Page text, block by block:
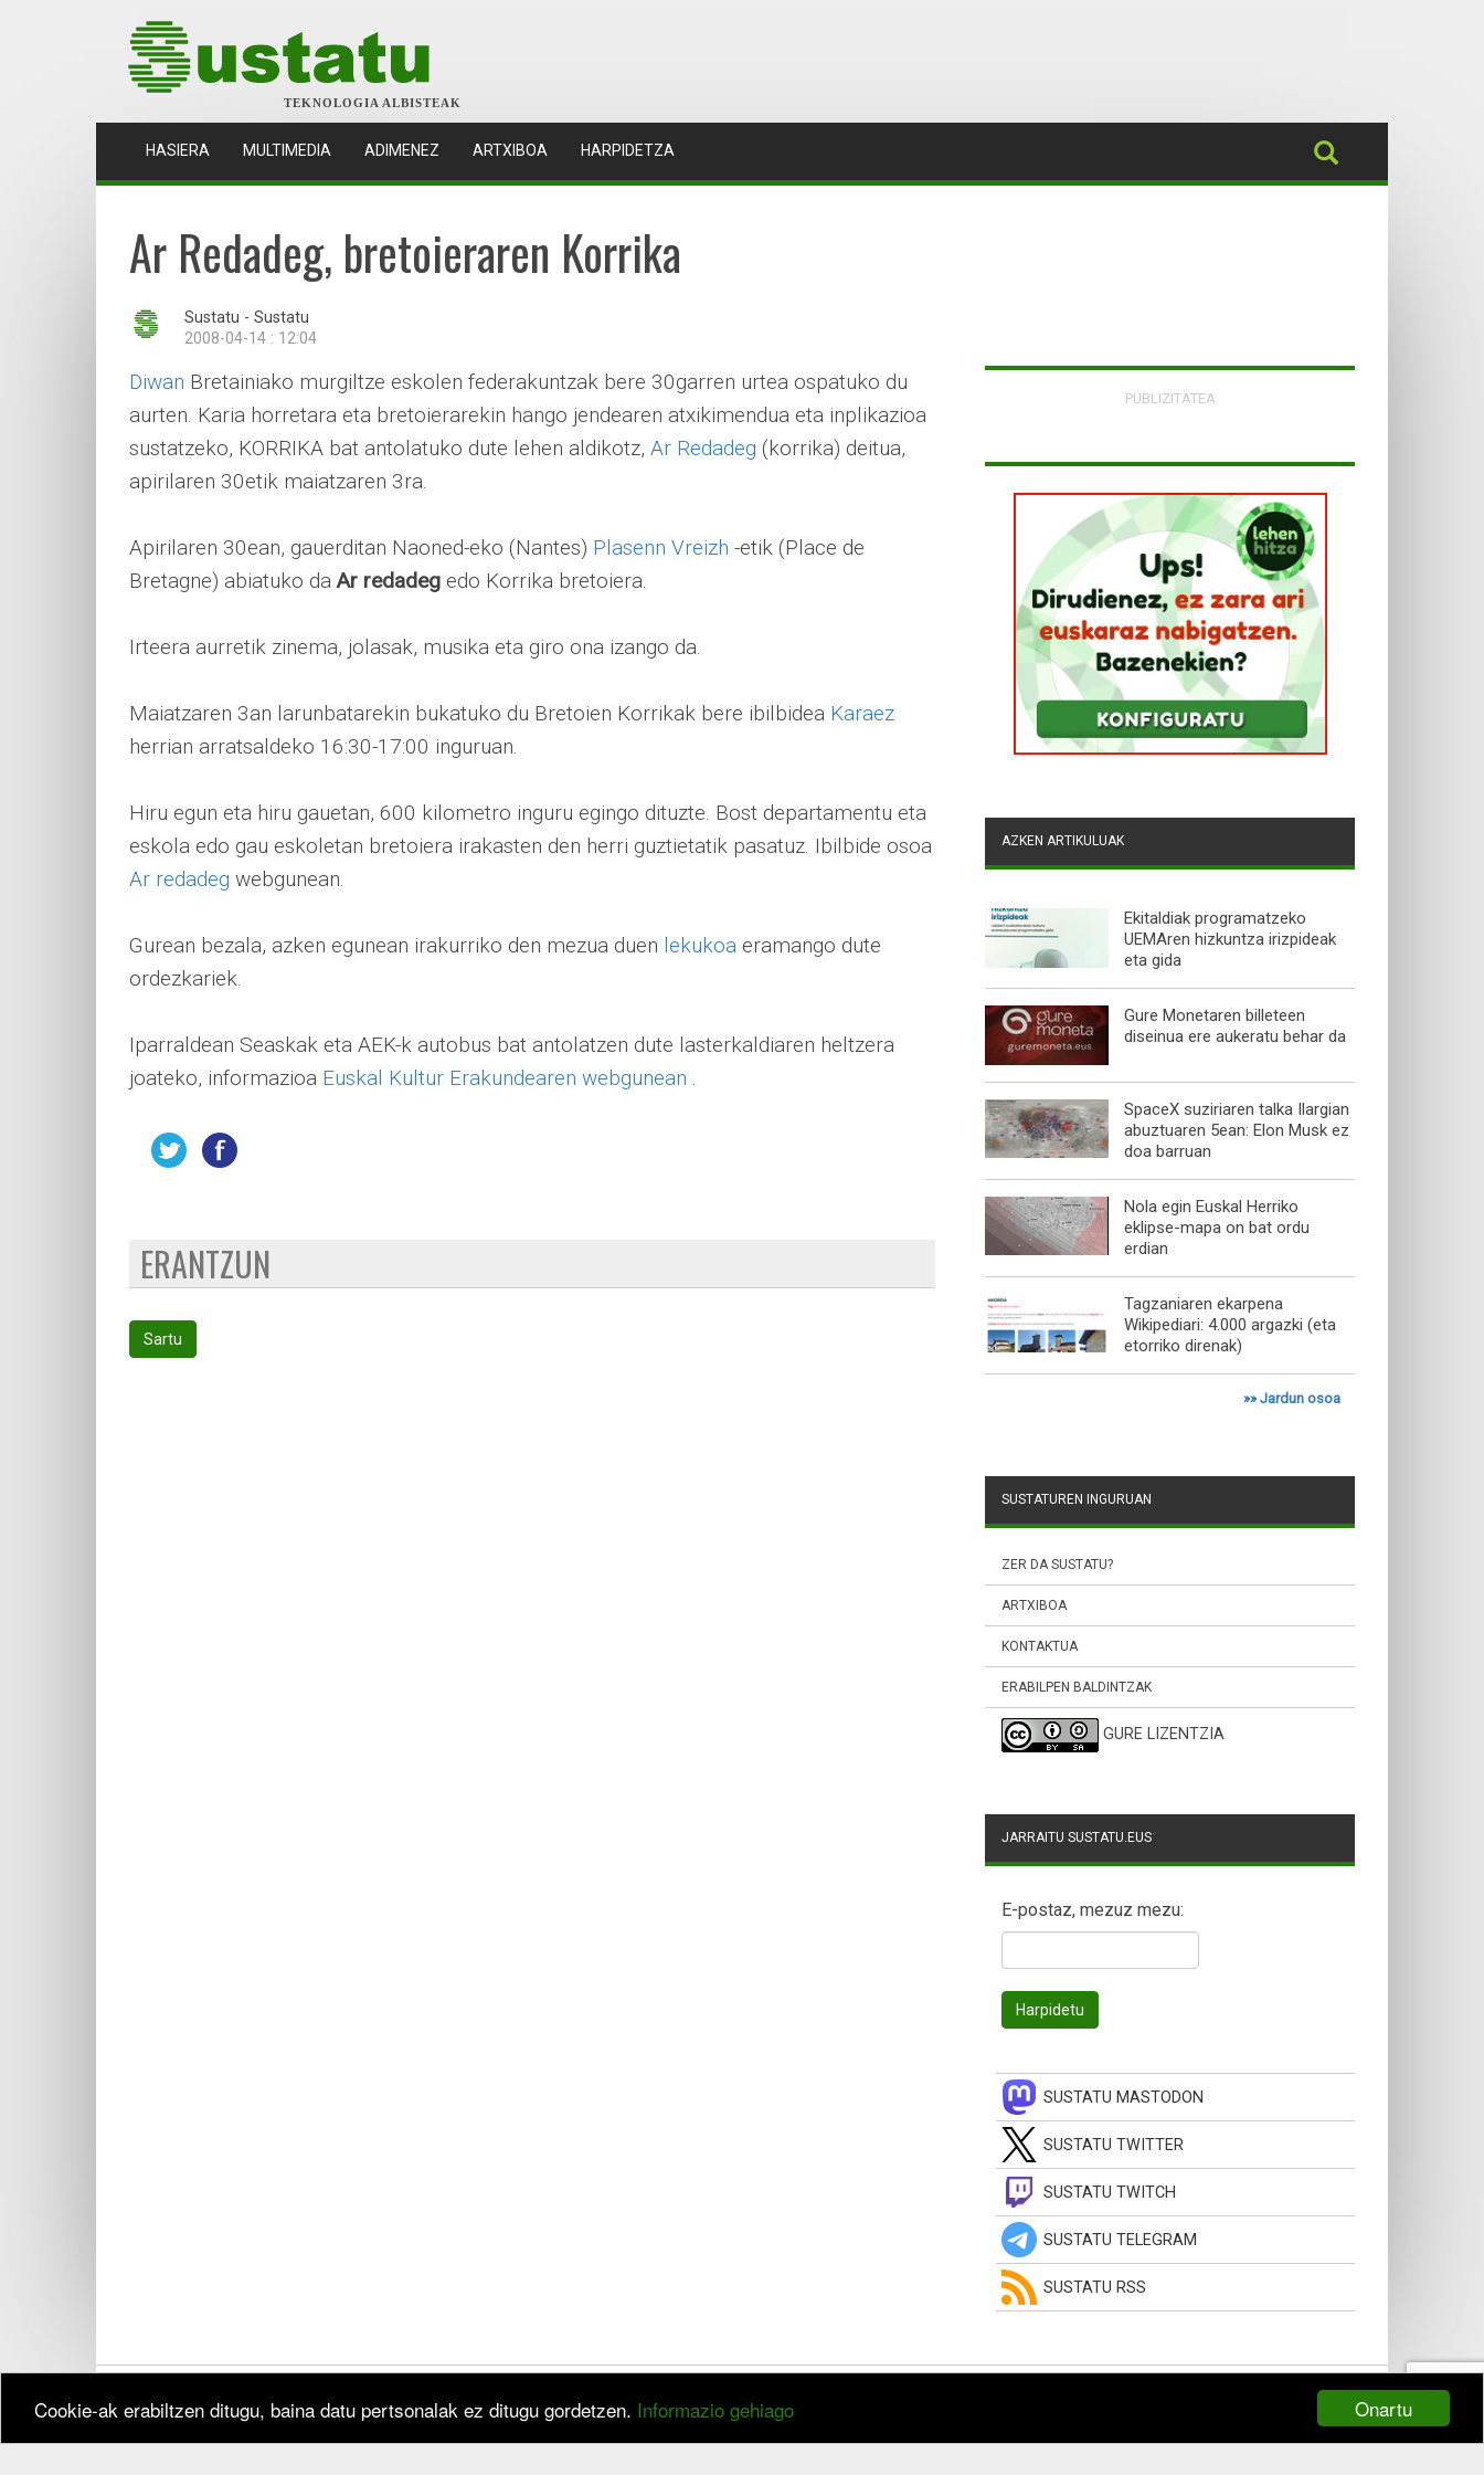
Onartu
Cookie-ak erabiltzen ditugu, baina datu pertsonalak ez ditugu gordetzen. Informazio gehiago
TEKNOLOGIA ALBISTEAK
HASIERA (CURRENT)
MULTIMEDIA ADIMENEZ ARTXIBOA HARPIDETZA
Ar Redadeg, bretoieraren Korrika
Sustatu - Sustatu
2008-04-14 : 12:04
Diwan Bretainiako murgiltze eskolen federakuntzak bere 30garren urtea ospatuko du
aurten. Karia horretara eta bretoierarekin hango jendearen atxikimendua eta inplikazioa
sustatzeko, KORRIKA bat antolatuko dute lehen aldikotz, Ar Redadeg (korrika) deitua,
apirilaren 30etik maiatzaren 3ra.
Apirilaren 30ean, gauerditan Naoned-eko (Nantes) Plasenn Vreizh -etik (Place de
Bretagne) abiatuko daAr redadeg edo Korrika bretoiera.
Irteera aurretik zinema, jolasak, musika eta giro ona izango da.
Maiatzaren 3an larunbatarekin bukatuko du Bretoien Korrikak bere ibilbidea Karaez
herrian arratsaldeko 16:30-17:00 inguruan.
Hiru egun eta hiru gauetan, 600 kilometro inguru egingo dituzte. Bost departamentu eta
eskola edo gau eskoletan bretoiera irakasten den herri guztietatik pasatuz. Ibilbide osoa
Ar redadeg webgunean.
Gurean bezala, azken egunean irakurriko den mezua duen lekukoa eramango dute
ordezkariek.
Iparraldean Seaskak eta AEK-k autobus bat antolatzen dute lasterkaldiaren heltzera
joateko, informazioa Euskal Kultur Erakundearen webgunean .
ERANTZUN
Sartu
PUBLIZITATEA
AZKEN ARTIKULUAK
Ekitaldiak programatzeko
UEMAren hizkuntza irizpideak
eta gida
Gure Monetaren billeteen
diseinua ere aukeratu behar da
SpaceX suziriaren talka Ilargian
abuztuaren 5ean: Elon Musk ez
doa barruan
Nola egin Euskal Herriko
eklipse-mapa on bat ordu
erdian
Tagzaniaren ekarpena
Wikipediari: 4.000 argazki (eta
etorriko direnak)
»»Jardun osoa
SUSTATUREN INGURUAN
ZER DA SUSTATU?
ARTXIBOA
KONTAKTUA
ERABILPEN BALDINTZAK
GURE LIZENTZIA
JARRAITU SUSTATU.EUS
E-postaz, mezuz mezu:
SUSTATU MASTODON
SUSTATU TWITTER
SUSTATU TWITCH
SUSTATU TELEGRAM
SUSTATU RSS